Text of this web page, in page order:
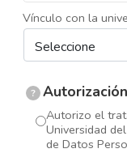
Vínculo con la
?
Autorizo el
Universidad
de Datos